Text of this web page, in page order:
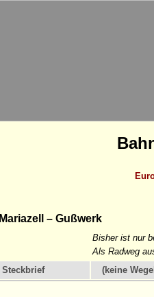
Mariazell – Gußwerk
Bisher ist nur
Als Radweg
Steckbrief
(keine